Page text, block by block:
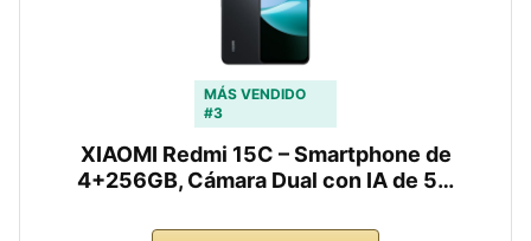
MÁS VENDIDO
#3
XIAOMI Redmi 15C – Smartphone de
4+256GB, Cámara Dual con IA de 5…